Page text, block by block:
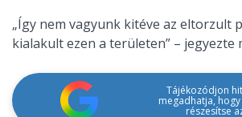
„Így nem vagyunk kitéve az eltorzult
kialakult ezen a területen” – jegyezte
Tájékozódjon
megadhatja,
részesítse